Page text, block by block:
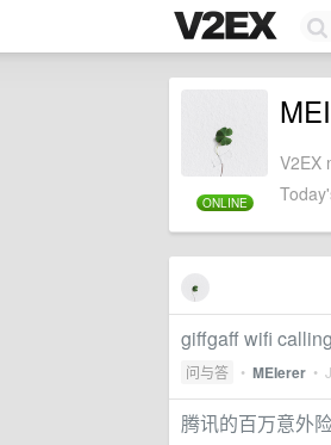
ONLINE
V2EX
giffgaff wifi
问与答 • MEIerer •
腾讯的百万意外